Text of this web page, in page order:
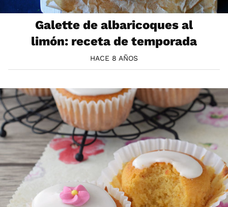
Galette de albaricoques al
limón: receta de temporada
HACE 8 AÑOS